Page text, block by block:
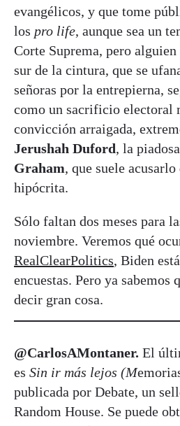
evangélicos, y que tome
los pro life, aunque sea un
Corte Suprema, pero
sur de la cintura, que se
señoras por la entrepierna,
como un sacrificio electoral
convicción arraigada,
Jerushah Duford, la
Graham, que suele acusarlo
hipócrita.
Sólo faltan dos meses para
noviembre. Veremos qué
RealClearPolitics, Biden
encuestas. Pero ya sabemos
decir gran cosa.
@CarlosAMontaner. El
es Sin ir más lejos (M
publicada por Debate, un
Random House. Se puede